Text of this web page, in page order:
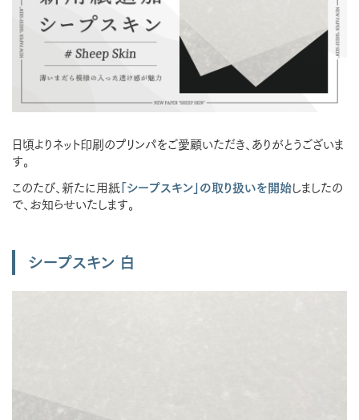
日頃よりネット印刷のプリンパをご愛顧いただき、ありがとうございま
す。
このたび、新たに用紙 「シープスキン」の取り扱いを開始しましたの
で、お知らせいたします。
シープスキン 白